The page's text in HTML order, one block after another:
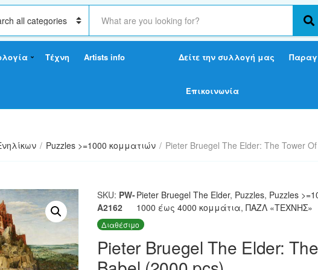
S
a
c
x
S
e
r
Τέχνη Artists info Δείτε την συλλογή μας
Επικοινωνία
/ Puzzles >=1000 κομματιών / Pieter Bruegel The Elder: The Tower
SKU: PW-
A2162
Pieter Bruegel The Elder, Puzzles, Puzzles
1000 έως 4000 κομμάτια, ΠΑΖΛ «ΤΕΧΝΗΣ»
Διαθέσιμο
Pieter Bruegel The Elder: